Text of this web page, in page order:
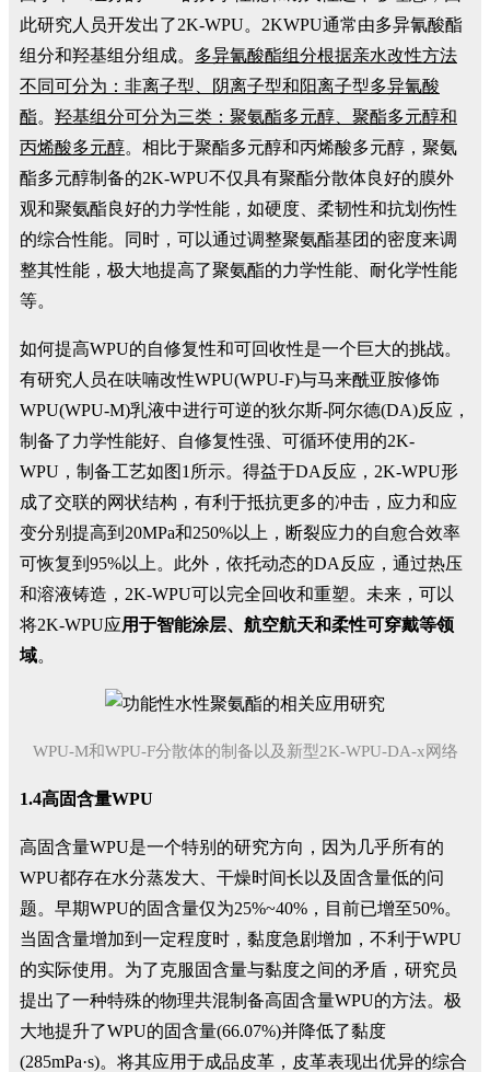
此研究人员开发出了2K-WPU。2KWPU通常由多异氰酸酯
组分和羟基组分组成。 多异氰酸酯组分根据亲水改性方法
不同可分为：非离子型、阴离子型和阳离子型多异氰酸
酯。 羟基组分可分为三类：聚氨酯多元醇、聚酯多元醇和
丙烯酸多元醇。相比于聚酯多元醇和丙烯酸多元醇，聚氨
酯多元醇制备的2K-WPU不仅具有聚酯分散体良好的膜外
观和聚氨酯良好的力学性能，如硬度、柔韧性和抗划伤性
的综合性能。同时，可以通过调整聚氨酯基团的密度来调
整其性能，极大地提高了聚氨酯的力学性能、耐化学性能
等。
如何提高WPU的自修复性和可回收性是一个巨大的挑战。
有研究人员在呋喃改性WPU(WPU-F)与马来酰亚胺修饰
WPU(WPU-M)乳液中进行可逆的狄尔斯-阿尔德(DA)反应，
制备了力学性能好、自修复性强、可循环使用的2K-
WPU，制备工艺如图1所示。得益于DA反应，2K-WPU形
成了交联的网状结构，有利于抵抗更多的冲击，应力和应
变分别提高到20MPa和250%以上，断裂应力的自愈合效率
可恢复到95%以上。此外，依托动态的DA反应，通过热压
和溶液铸造，2K-WPU可以完全回收和重塑。未来，可以
将2K-WPU应用于智能涂层、航空航天和柔性可穿戴等领
域。
WPU-M和WPU-F分散体的制备以及新型2K-WPU-DA-x网络
1.4高固含量WPU
高固含量WPU是一个特别的研究方向，因为几乎所有的
WPU都存在水分蒸发大、干燥时间长以及固含量低的问
题。早期WPU的固含量仅为25%~40%，目前已增至50%。
当固含量增加到一定程度时，黏度急剧增加，不利于WPU
的实际使用。为了克服固含量与黏度之间的矛盾，研究员
提出了一种特殊的物理共混制备高固含量WPU的方法。极
大地提升了WPU的固含量(66.07%)并降低了黏度
(285mPa·s)。将其应用于成品皮革，皮革表现出优异的综合